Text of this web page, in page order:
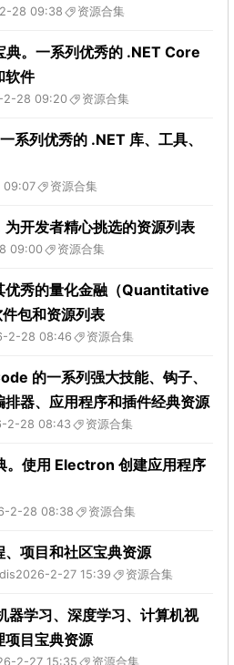
28 09:38 资源合集
。一系列优秀的 .NET Core
软件
2-28 09:20 资源合集
系列优秀的 .NET 库、工具、
资源合集
开发者精心挑选的资源列表
09:00 资源合集
优秀的量化金融（Quantitative
包和资源列表
2-28 08:46 资源合集
的一系列强大技能、钩子、
器、应用程序和插件经典资源
2-28 08:43 资源合集
。使用 Electron 创建应用程序
2-28 08:38 资源合集
项目和社区宝典资源
2026-2-27 15:39 资源合集
器学习、深度学习、计算机视
项目宝典资源
2-27 15:35 资源合集